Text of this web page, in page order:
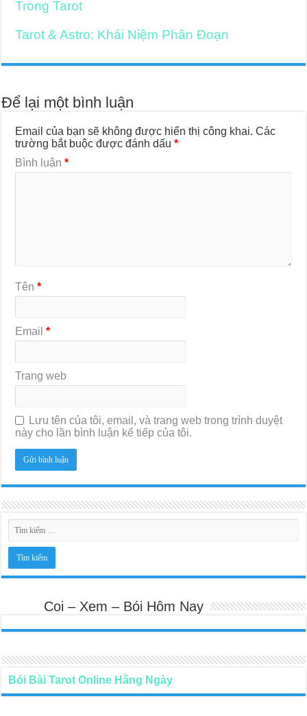
Trong Tarot
Tarot & Astro: Khái Niệm Phân Đoạn
Để lại một bình luận
Email của bạn sẽ không được hiển thị công khai. Các
trường bắt buộc được đánh dấu*
Bình luận*
Tên*
Email*
Trang web
Lưu tên của tôi, email, và trang web trong trình duyệt
này cho lần bình luận kế tiếp của tôi.
Coi – Xem – Bói Hôm Nay
Bói Bài Tarot Online Hằng Ngày